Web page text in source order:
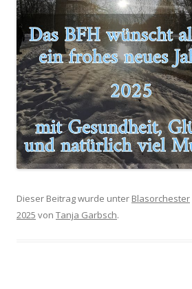
Dieser Beitrag wurde unter Blasorchester
2025 von Tanja Garbsch.